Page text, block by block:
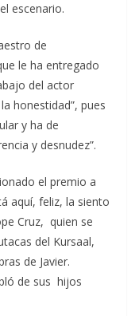
escenario.
de
le ha entregado
del actor
honestidad”, pues
y ha de
y desnudez”.
el premio a
aquí, feliz, la siento
Cruz, quien se
del Kursaal,
de Javier.
de sus hijos